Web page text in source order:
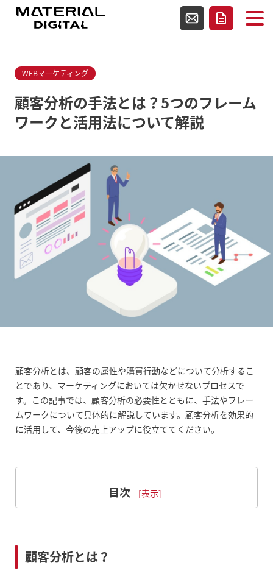
使用テンプレートファイルsingle-media.php
お問い合わせ
資料請求
WEBマーケティング
顧客分析の手法とは？5つのフレーム
ワークと活用法について解説
顧客分析とは、顧客の属性や購買行動などについて分析するこ
とであり、マーケティングにおいては欠かせないプロセスで
す。この記事では、顧客分析の必要性とともに、手法やフレー
ムワークについて具体的に解説しています。顧客分析を効果的
に活用して、今後の売上アップに役立ててください。
目次
顧客分析とは？